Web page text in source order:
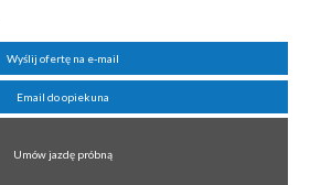
Wyślij ofertę na e-mail
Email do opiekuna
Umów jazdę próbną